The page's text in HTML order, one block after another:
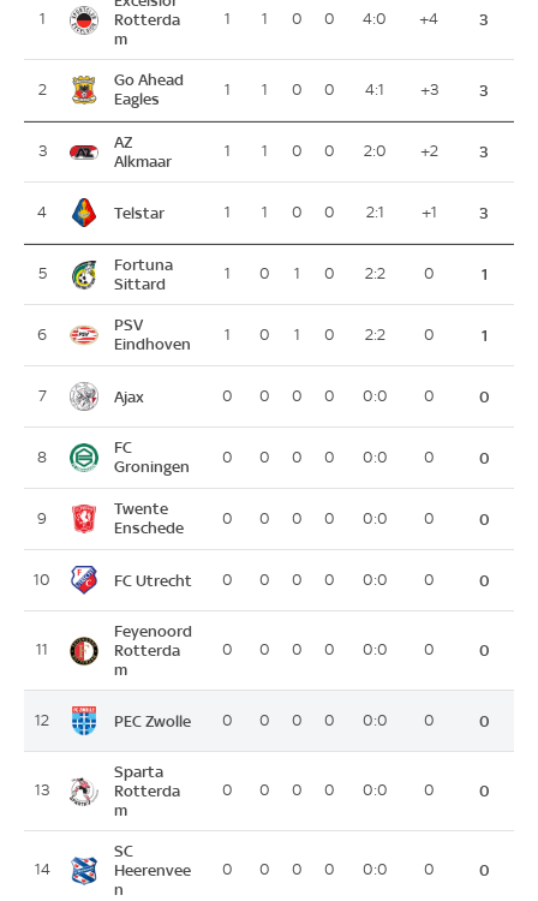
1
Rotterda
m
1 1 0 0 4:0 +4 3
2
Go Ahead
Eagles
1 1 0 0 4:1 +3 3
3
AZ
Alkmaar
1 1 0 0 2:0 +2 3
4 Telstar 1 1 0 0 2:1 +1 3
5
Fortuna
Sittard
1 0 1 0 2:2 0 1
6
PSV
Eindhoven
1 0 1 0 2:2 0 1
7 Ajax 0 0 0 0 0:0 0 0
8
FC
Groningen
0 0 0 0 0:0 0 0
9
Twente
Enschede
0 0 0 0 0:0 0 0
10 FC Utrecht 0 0 0 0 0:0 0 0
11
Feyenoord
Rotterda
m
0 0 0 0 0:0 0 0
12 PEC Zwolle 0 0 0 0 0:0 0 0
13
Sparta
Rotterda
m
0 0 0 0 0:0 0 0
14
SC
Heerenvee
n
0 0 0 0 0:0 0 0